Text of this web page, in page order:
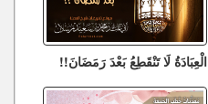
الْعِبَادَةُ لَا تَنْقَطِعُ بَعْدَ رَمَضَانَ!!